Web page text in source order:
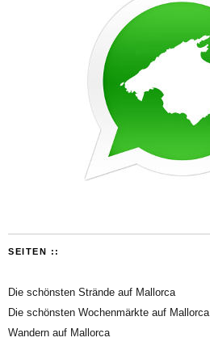
SEITEN ::
Die schönsten Strände auf Mallorca
Die schönsten Wochenmärkte auf Mallorca
Wandern auf Mallorca